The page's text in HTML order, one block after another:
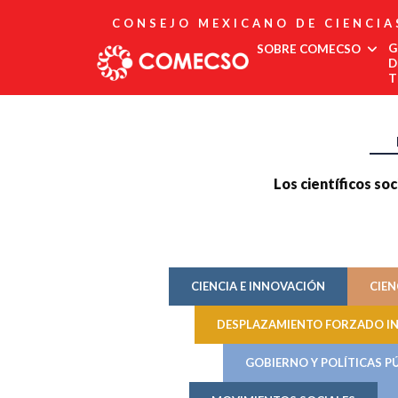
CONSEJO MEXICANO DE
SOBRE COMECSO
Estatutos
Los científicos
CIENCIA E INNOVACIÓN
DESPLAZAMIENTO FORZADO
GOBIERNO Y POLÍTICAS